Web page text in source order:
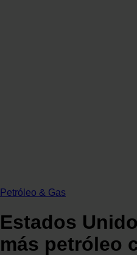
Petróleo & Gas
Estados
más petróleo